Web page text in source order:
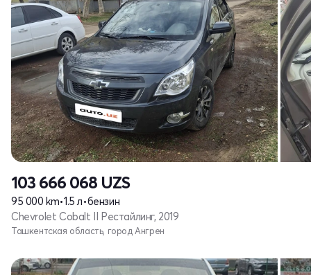
103 666 068 UZS
95 000 km•1.5 л•бензин
Chevrolet Cobalt II Рестайлинг, 2019
Ташкентская область, город Ангрен